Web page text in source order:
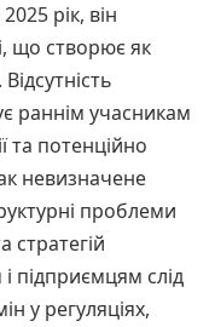
рік, він
що створює як
раннім учасникам
та потенційно
невизначене
проблеми
стратегій
підприємцям слід
у регуляціях,